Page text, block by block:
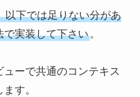
以下では足りない分があ
で実装して下さい。
ーで共通のコンテキス
す。